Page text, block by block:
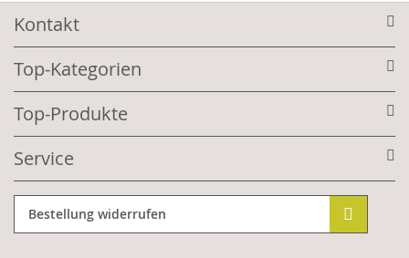
Kontakt
Top-Kategorien
Top-Produkte
Service
Bestellung widerrufen